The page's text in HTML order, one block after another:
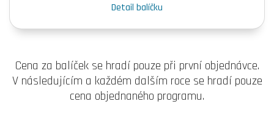
Detail balíčku
Cena za balíček se hradí pouze při první objednávce.
V následujícím a každém dalším roce se hradí pouze
cena objednaného programu.